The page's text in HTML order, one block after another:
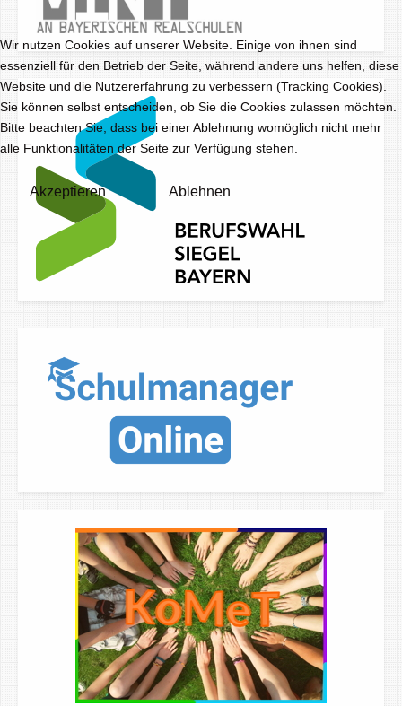
Wir nutzen Cookies auf unserer Website. Einige von ihnen sind
essenziell für den Betrieb der Seite, während andere uns helfen, diese
Website und die Nutzererfahrung zu verbessern (Tracking Cookies).
Sie können selbst entscheiden, ob Sie die Cookies zulassen möchten.
Bitte beachten Sie, dass bei einer Ablehnung womöglich nicht mehr
alle Funktionalitäten der Seite zur Verfügung stehen.
Akzeptieren Ablehnen